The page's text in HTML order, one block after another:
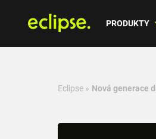
PRODUKTY
Eclipse » Nová generace